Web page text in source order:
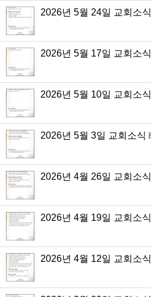
2026년 5월 24일 교회소식
2026년 5월 17일 교회소식
2026년 5월 10일 교회소식
2026년 5월 3일 교회소식
2026년 4월 26일 교회소식
2026년 4월 19일 교회소식
2026년 4월 12일 교회소식